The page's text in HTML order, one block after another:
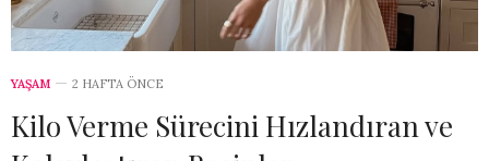
YAŞAM 2 HAFTA ÖNCE
Kilo Verme Sürecini Hızlandıran ve